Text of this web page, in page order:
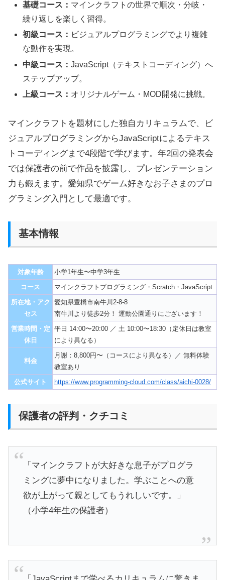
基礎コース： マインクラフトの世界で順次・分岐・
繰り返しを楽しく習得。
初級コース： ビジュアルプログラミングでより複雑
な動作を実現。
中級コース：JavaScript（テキストコーディング）へ
ステップアップ。
上級コース： オリジナルゲーム・MOD開発に挑戦。
マインクラフトを題材にした独自カリキュラムで、ビ
ジュアルプログラミングからJavaScriptによるテキス
トコーディングまで4段階で学びます。年2回の発表会
では保護者の前で作品を披露し、プレゼンテーション
力も鍛えます。愛知県でゲーム好きなお子さまのプロ
グラミング入門として最適です。
基本情報
対象年齢
小学1年生〜中学3年生
コース
マインクラフトプログラミング・Scratch・JavaScript
所在地・アク
セス
愛知県豊橋市南牛川2-8-8
南牛川より徒歩2分！ 運動公園通りにございます！
営業時間・定
休日
平日 14:00〜20:00 ／ 土 10:00〜18:30（定休日は教室
により異なる）
料金
月謝：8,800円〜（コースにより異なる）／ 無料体験
教室あり
公式サイト
https://www.programming-cloud.com/class/aichi-0028/
保護者の評判・クチコミ
「マインクラフトが大好きな息子がプログラ
ミングに夢中になりました。学ぶことへの意
欲が上がって親としてもうれしいです。」
（小学4年生の保護者）